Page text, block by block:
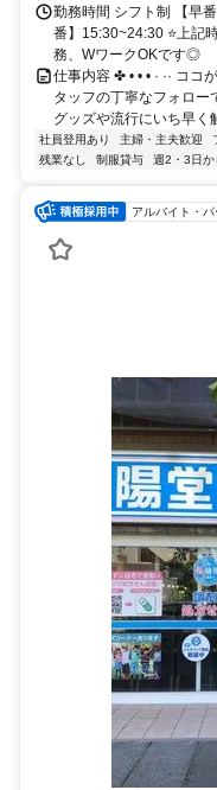
勤務時間 シフト制 【早
番】15:30~24:30 ⭐上記
務、WワークOKです◎
仕事内容 ✤ • • • · ·· ココ
タッフの丁寧なフォロー
グッズや流行にいち早く
社員登用あり 主婦・主夫歓迎
残業なし
制服貸与 週2・3日か
アルバイト・パ